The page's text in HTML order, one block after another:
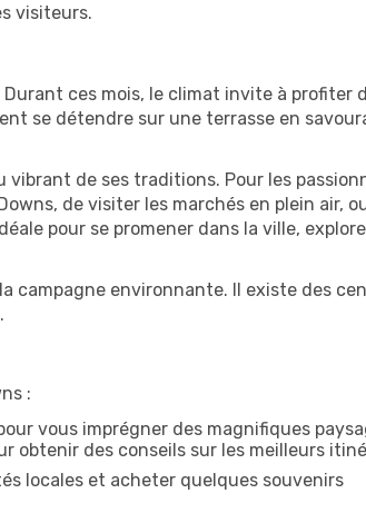
visiteurs.
ces mois, le climat invite à profiter
se détendre sur une terrasse en
de ses traditions. Pour les
de visiter les marchés en plein air,
pour se promener dans la ville,
campagne environnante. Il existe des
:
vous imprégner des magnifiques
obtenir des conseils sur les meilleurs
locales et acheter quelques souvenirs